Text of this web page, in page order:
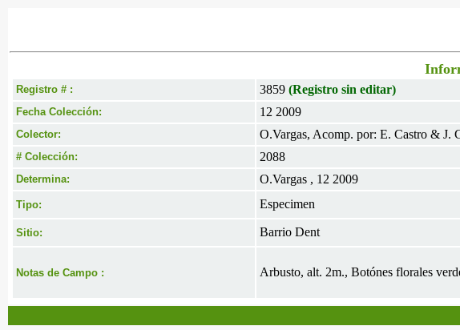
Registro # : 3859 (Registro sin editar)
Fecha Colección: 12 2009
Colector: O.Vargas, Acomp. por: E. Castro & J.
# Colección: 2088
Determina: O.Vargas , 12 2009
Tipo: Especimen
Sitio: Barrio Dent
Notas de Campo : Arbusto, alt. 2m., Botónes florales